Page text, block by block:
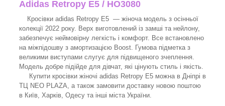
Adidas Retropy E5 / HO3080
Кросівки adidas Retropy E5 — жіноча модель з осінньої
колекції 2022 року. Верх виготовлений із замші та нейлону,
забезпечує неймовірну легкість і комфорт. Все встановлено
на міжпідошву з амортизацією Boost. Гумова підметка з
великими виступами слугує для підвищеного зчеплення.
Модель добре підійде для дівчат, які цінують стиль і якість.
Купити кросівки жіночі adidas Retropy E5 можна в Дніпрі в
ТЦ NEO PLAZA, а також замовити доставку новою поштою
в Київ, Харків, Одесу та інші міста України.